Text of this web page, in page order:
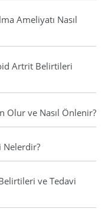
Ameliyatı Nasıl
Artrit Belirtileri
Olur ve Nasıl Önlenir?
Nelerdir?
ve Tedavi